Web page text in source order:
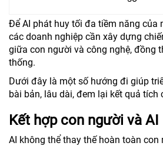
Để AI phát huy tối đa tiềm năng của
các doanh nghiệp cần xây dựng
giữa con người và công nghệ, đồng
thống.
Dưới đây là một số hướng đi giúp
bài bản, lâu dài, đem lại kết quả tích
Kết hợp con người và AI
AI không thể thay thế hoàn toàn con